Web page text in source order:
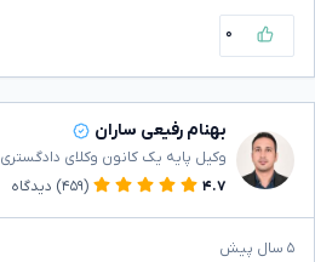
۰
بهنام رفیعی ساران
وکیل پایه یک کانون وکلای دادگستری
۴.۷
(۴۵۹) دیدگاه
۵ سال پیش